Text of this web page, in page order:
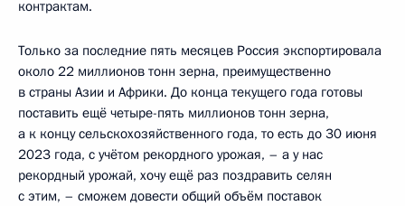
контрактам.
Только за последние пять месяцев Россия экспортировала
около 22 миллионов тонн зерна, преимущественно
в страны Азии и Африки. До конца текущего года готовы
поставить ещё четыре-пять миллионов тонн зерна,
а к концу сельскохозяйственного года, то есть до 30 июня
2023 года, с учётом рекордного урожая, – а у нас
рекордный урожай, хочу ещё раз поздравить селян
с этим, – сможем довести общий объём поставок